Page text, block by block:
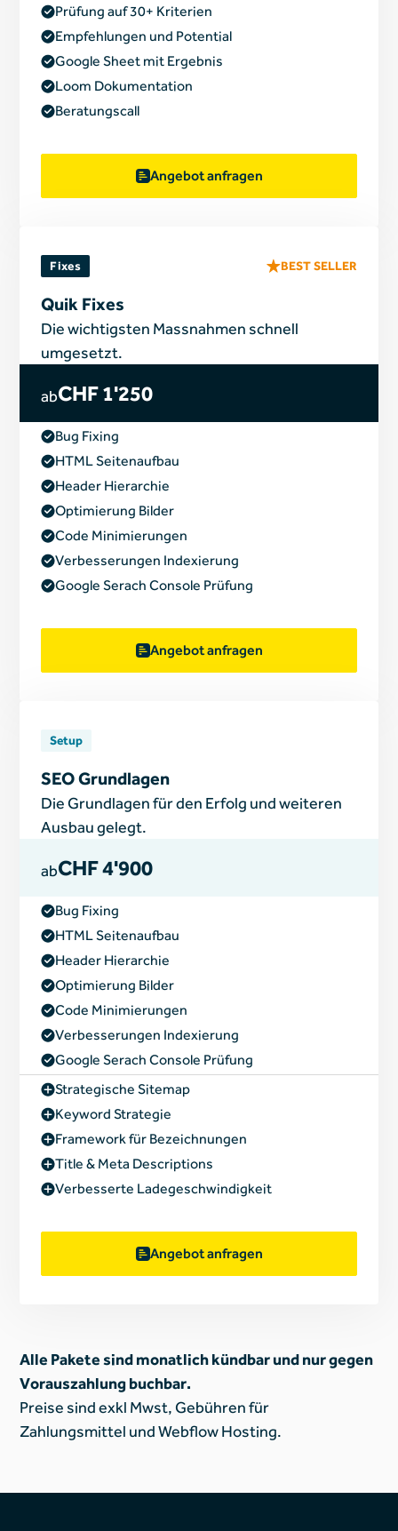
Prüfung auf 30+ Kriterien
Empfehlungen und Potential
Google Sheet mit Ergebnis
Loom Dokumentation
Beratungscall
Angebot anfragen
Fixes BEST SELLER
Quik Fixes
Die wichtigsten Massnahmen schnell
umgesetzt.
abCHF 1'250
Bug Fixing
HTML Seitenaufbau
Header Hierarchie
Optimierung Bilder
Code Minimierungen
Verbesserungen Indexierung
Google Serach Console Prüfung
Angebot anfragen
Setup
SEO Grundlagen
Die Grundlagen für den Erfolg und weiteren
Ausbau gelegt.
abCHF 4'900
Bug Fixing
HTML Seitenaufbau
Header Hierarchie
Optimierung Bilder
Code Minimierungen
Verbesserungen Indexierung
Google Serach Console Prüfung
Strategische Sitemap
Keyword Strategie
Framework für Bezeichnungen
Title & Meta Descriptions
Verbesserte Ladegeschwindigkeit
Angebot anfragen
Alle Pakete sind monatlich kündbar und nur gegen
Vorauszahlung buchbar.
Preise sind exkl Mwst, Gebühren für
Zahlungsmittel und Webflow Hosting.